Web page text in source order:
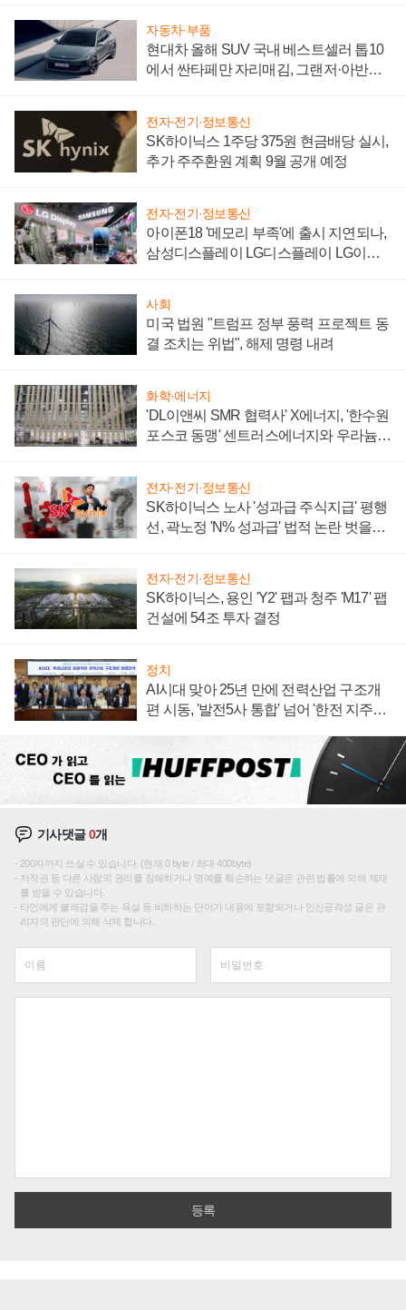
자동차·부품
현대차 올해 SUV 국내 베스트셀러 톱10
에서 싼타페만 자리매김, 그랜저·아반떼
전자·전기·정보통신
SK하이닉스 1주당 375원 현금배당 실시,
추가 주주환원 계획 9월 공개 예정
전자·전기·정보통신
아이폰18 '메모리 부족'에 출시 지연되나,
삼성디스플레이 LG디스플레이 LG이노
사회
미국 법원 "트럼프 정부 풍력 프로젝트 동
결 조치는 위법", 해제 명령 내려
화학·에너지
'DL이앤씨 SMR 협력사' X에너지, '한수원
포스코 동맹' 센트러스에너지와 우라늄
전자·전기·정보통신
SK하이닉스 노사 '성과급 주식지급' 평행
선, 곽노정 'N% 성과급' 법적 논란 벗을지
전자·전기·정보통신
SK하이닉스, 용인 'Y2' 팹과 청주 'M17' 팹
건설에 54조 투자 결정
정치
AI시대 맞아 25년 만에 전력산업 구조개
편 시동, '발전5사 통합' 넘어 '한전 지주사'
기사댓글0개
200자까지 쓰실 수 있습니다. (현재 0 byte / 최대 400byte)
저작권 등 다른 사람의 권리를 침해하거나 명예를 훼손하는 댓글은 관련 법률에 의해 제재
를 받을 수 있습니다.
타인에게 불쾌감을 주는 욕설 등 비하하는 단어가 내용에 포함되거나 인신공격성 글은 관
리자의 판단에 의해 삭제 합니다.